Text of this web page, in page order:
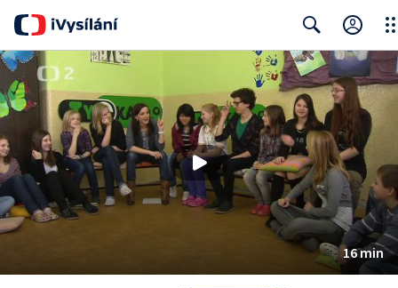
Search
16 min